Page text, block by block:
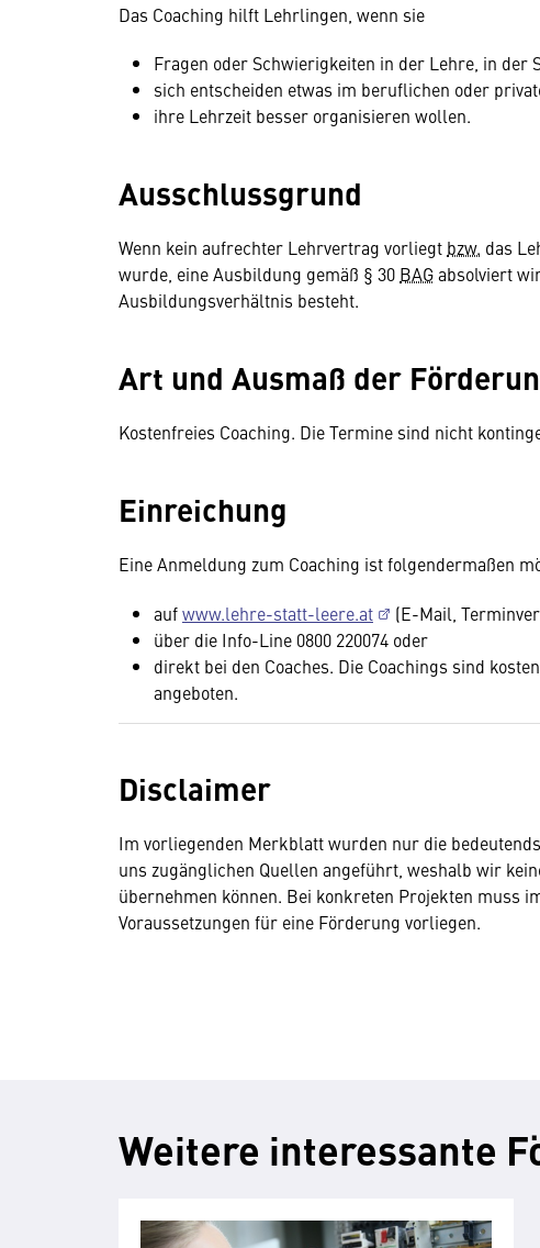
Das Coaching hilft Lehrlingen, wenn sie
Fragen oder Schwierigkeiten in der Lehre, in der
sich entscheiden etwas im beruflichen oder
ihre Lehrzeit besser organisieren wollen.
Ausschlussgrund
Wenn kein aufrechter Lehrvertrag vorliegt bzw. das
wurde, eine Ausbildung gemäß § 30 BAGabsolviert
Ausbildungsverhältnis besteht.
Art und Ausmaß der
Kostenfreies Coaching. Die Termine sind nicht
Einreichung
Eine Anmeldung zum Coaching ist folgendermaßen
aufwww.lehre-statt-leere.at
(E-Mail,
über die Info-Line 0800 220074 oder
direkt bei den Coaches. Die Coachings sind
angeboten.
Disclaimer
Im vorliegenden Merkblatt wurden nur die
uns zugänglichen Quellen angeführt, weshalb wir
übernehmen können. Bei konkreten Projekten muss
Voraussetzungen für eine Förderung vorliegen.
Weitere interessante